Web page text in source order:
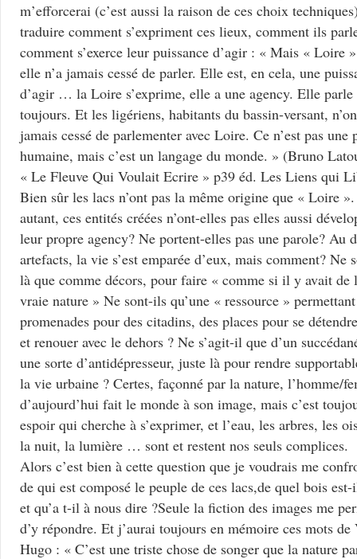
m’efforcerai (c’est aussi la raison de ces choix
traduire comment s’expriment ces lieux, comment ils
comment s’exerce leur puissance d’agir : « Mais « Loire
elle n’a jamais cessé de parler. Elle est, en cela, une
d’agir … la Loire s’exprime, elle a une agency. Elle parle
toujours. Et les ligériens, habitants du bassin-versant,
jamais cessé de parlementer avec Loire. Ce n’est pas une
humaine, mais c’est un langage du monde. » (Bruno
« Le Fleuve Qui Voulait Ecrire » p39 éd. Les Liens qui
Bien sûr les lacs n’ont pas la même origine que « Loire
autant, ces entités créées n’ont-elles pas elles aussi
leur propre agency? Ne portent-elles pas une parole? Au
artefacts, la vie s’est emparée d’eux, mais comment? Ne
là que comme décors, pour faire « comme si il y avait de
vraie nature » Ne sont-ils qu’une « ressource »
promenades pour des citadins, des places pour se détendre
et renouer avec le dehors ? Ne s’agit-il que d’un
une sorte d’antidépresseur, juste là pour rendre
la vie urbaine ? Certes, façonné par la nature, l’homme/
d’aujourd’hui fait le monde à son image, mais c’est
espoir qui cherche à s’exprimer, et l’eau, les arbres, les
la nuit, la lumière … sont et restent nos seuls complices.
Alors c’est bien à cette question que je voudrais me
de qui est composé le peuple de ces lacs,de quel bois
et qu’a t-il à nous dire ?Seule la fiction des images me
d’y répondre. Et j’aurai toujours en mémoire ces mots
Hugo : « C’est une triste chose de songer que la nature